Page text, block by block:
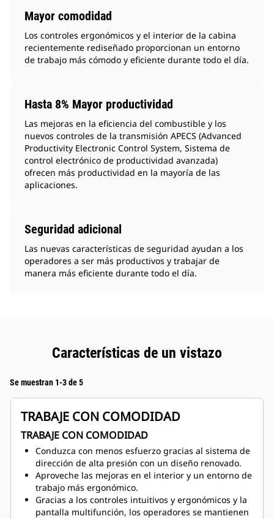
Mayor comodidad
Los controles ergonómicos y el interior de la cabina
recientemente rediseñado proporcionan un entorno
de trabajo más cómodo y eficiente durante todo el día.
Hasta 8% Mayor productividad
Las mejoras en la eficiencia del combustible y los
nuevos controles de la transmisión APECS (Advanced
Productivity Electronic Control System, Sistema de
control electrónico de productividad avanzada)
ofrecen más productividad en la mayoría de las
aplicaciones.
Seguridad adicional
Las nuevas características de seguridad ayudan a los
operadores a ser más productivos y trabajar de
manera más eficiente durante todo el día.
Características de un vistazo
Se muestran 1-3 de 5
TRABAJE CON COMODIDAD
TRABAJE CON COMODIDAD
Conduzca con menos esfuerzo gracias al sistema de
dirección de alta presión con un diseño renovado.
Aproveche las mejoras en el interior y un entorno de
trabajo más ergonómico.
Gracias a los controles intuitivos y ergonómicos y la
pantalla multifunción, los operadores se mantienen